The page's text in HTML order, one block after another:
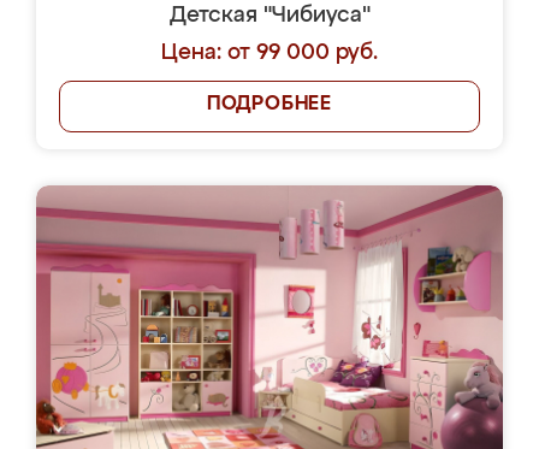
Детская "Чибиуса"
Цена: от 99 000 руб.
ПОДРОБНЕЕ